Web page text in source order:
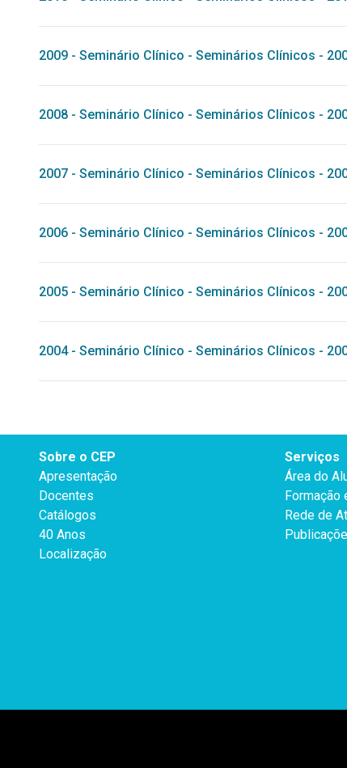
2009 - Seminário Clínico - Seminários Clínicos -
2008 - Seminário Clínico - Seminários Clínicos -
2007 - Seminário Clínico - Seminários Clínicos -
2006 - Seminário Clínico - Seminários Clínicos -
2005 - Seminário Clínico - Seminários Clínicos -
2004- Seminário Clínico - Seminários Clínicos -
Sobre o CEP
Apresentação
Docentes
Catálogos
40 Anos
Localização
Serviços
Área do
Formação
Rede de